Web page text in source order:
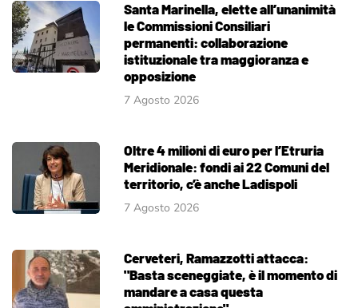
Santa Marinella, elette all’unanimità
le Commissioni Consiliari
permanenti: collaborazione
istituzionale tra maggioranza e
opposizione
7 Agosto 2026
Oltre 4 milioni di euro per l’Etruria
Meridionale: fondi ai 22 Comuni del
territorio, c’è anche Ladispoli
7 Agosto 2026
Cerveteri, Ramazzotti attacca:
"Basta sceneggiate, è il momento di
mandare a casa questa